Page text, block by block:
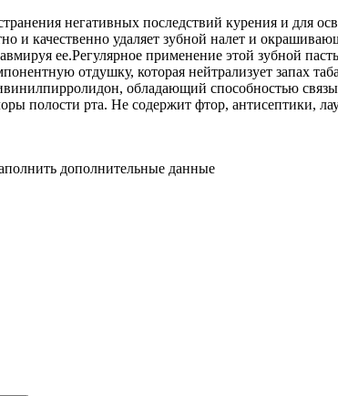
негативных последствий курения и для
и качественно удаляет зубной налет и
ее.Регулярное применение этой зубной
отдушку, которая нейтрализует запах
обладающий способностью
полости рта. Не содержит фтор, антисептики,
дополнительные данные